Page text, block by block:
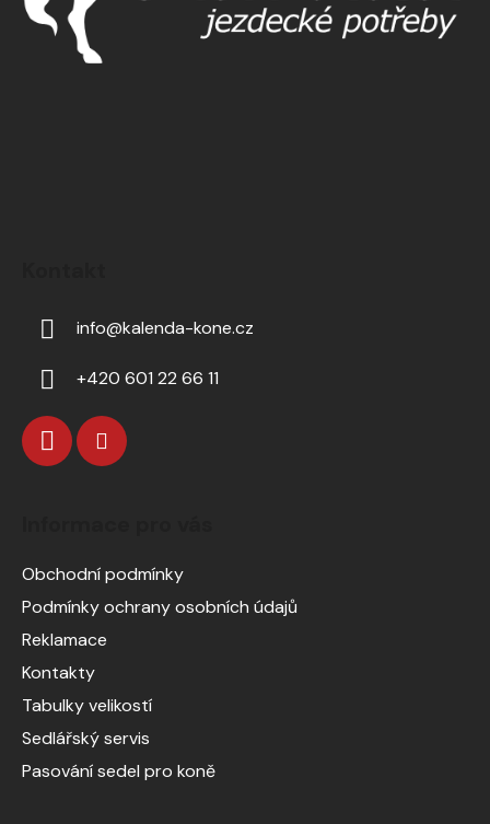
info@kalenda-kone.cz
+420 601 22 66 11
Obchodní podmínky
Podmínky ochrany osobních údajů
Reklamace
Kontakty
Tabulky velikostí
Sedlářský servis
Pasování sedel pro koně